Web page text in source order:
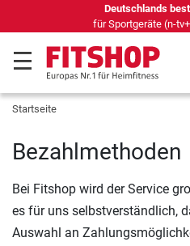
Deutschlands
für Sportgeräte (n-
Startseite
Bezahlmethoden
Bei Fitshop wird der Service
es für uns selbstverständlich,
Auswahl an